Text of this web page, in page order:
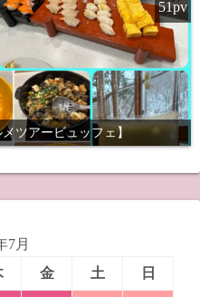
ツアービュッフェ】
51pv
7月
金 土 日